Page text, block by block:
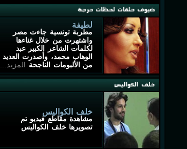
لطيفة
مطربة تونسية جاءت مصر
واشتهرت من خلال غناءها
لكلمات الشاعر الكبير عبد
الوهاب محمد، وأصدرت العديد
من الألبومات الناجحة
المزيد...
خلف الكواليس
مشاهدة مقاطع فيديو تم
تصويرها خلف الكواليس